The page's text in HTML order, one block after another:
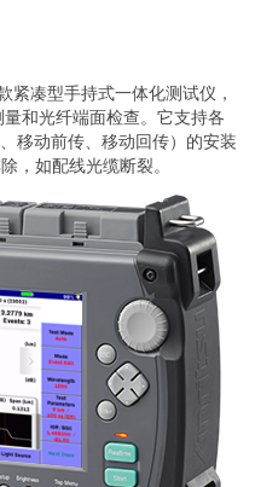
紧凑型手持式一体化测试仪，
和光纤端面检查。它支持各
移动前传、移动回传）的安装
，如配线光缆断裂。